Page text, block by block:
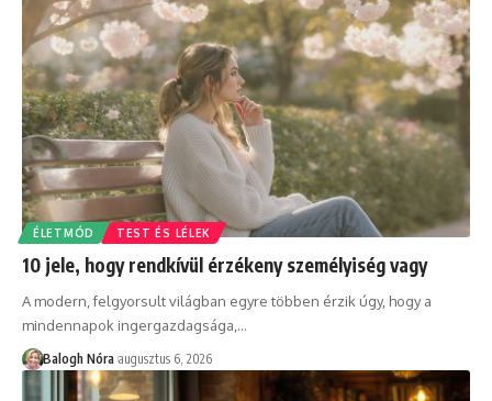
ÉLETMÓD TEST ÉS LÉLEK
10 jele, hogy rendkívül érzékeny személyiség vagy
A modern, felgyorsult világban egyre többen érzik úgy, hogy a
mindennapok ingergazdagsága, …
Balogh Nóra augusztus 6, 2026